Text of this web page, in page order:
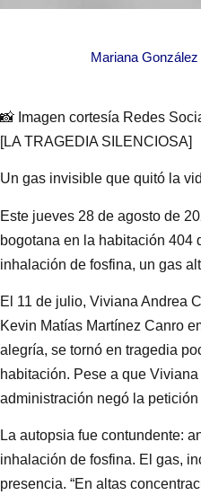
Mariana González
📸 Imagen cortesía Redes
[LA TRAGEDIA SILENCIOSA]
Un gas invisible que quitó la
Este jueves 28 de agosto de
bogotana en la habitación 404
inhalación de fosfina, un gas
El 11 de julio, Viviana Andrea
Kevin Matías Martínez Canro
alegría, se tornó en tragedia
habitación. Pese a que
administración negó la
La autopsia fue contundente:
inhalación de fosfina. El gas,
presencia. “En altas